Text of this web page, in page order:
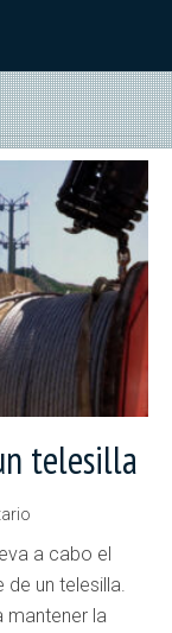
telesilla
a cabo el
un telesilla.
mantener la